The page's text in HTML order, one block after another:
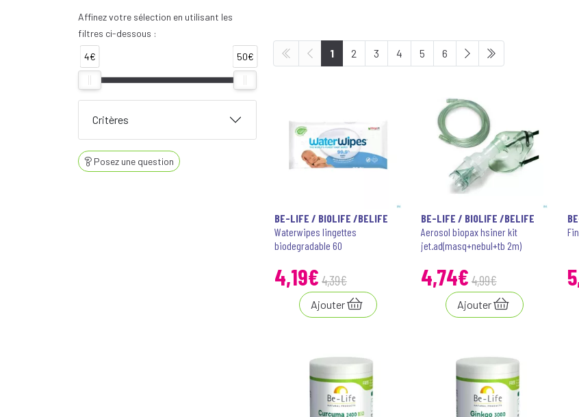
1 2 3 4 5 6
BE-LIFE / BIOLIFE /BELIFE
Waterwipes lingettes
biodegradable 60
4,19€ 4,39€
Ajouter
BE-LIFE / BIOLIFE /BELIFE
Aerosol biopax hsiner kit
jet.ad(masq+nebul+tb 2m)
4,74€ 4,99€
Ajouter
5
Affinez votre sélection en utilisant les
filtres ci-dessous :
4€
50€
Critères
Posez une question